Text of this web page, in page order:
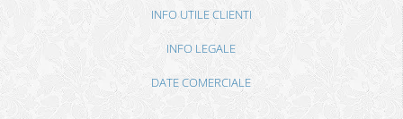
INFO UTILE CLIENTI
INFO LEGALE
DATE COMERCIALE